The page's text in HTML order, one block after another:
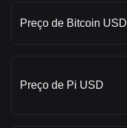
Preço de Bitcoin USD
Preço de Pi USD